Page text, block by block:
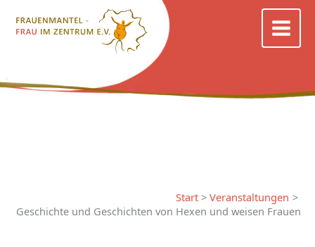
Inhalt
Start
Veranstaltungen
Geschichte und Geschichten von Hexen und weisen Frauen